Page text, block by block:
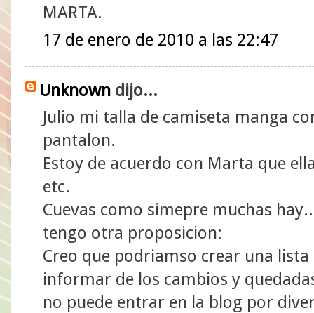
MARTA.
17 de enero de 2010 a las 22:47
Unknown dijo...
Julio mi talla de camiseta manga
pantalon.
Estoy de acuerdo con Marta que
etc.
Cuevas como simepre muchas
tengo otra proposicion:
Creo que podriamso crear una
informar de los cambios y
no puede entrar en la blog por